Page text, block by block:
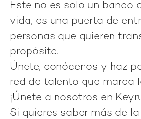
Este no es solo un banco
vida, es una puerta de
personas que quieren
propósito.
Únete, conócenos y haz
red de talento que marca
¡Únete a nosotros en
Si quieres saber más de